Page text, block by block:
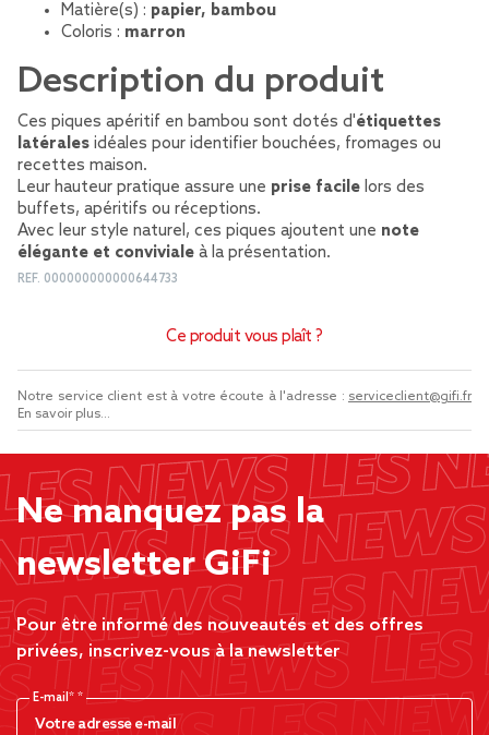
Matière(s) : papier, bambou
Coloris : marron
Description du produit
Ces piques apéritif en bambou sont dotés d'étiquettes
latérales idéales pour identifier bouchées, fromages ou
recettes maison.
Leur hauteur pratique assure une prise facile lors des
buffets, apéritifs ou réceptions.
Avec leur style naturel, ces piques ajoutent une note
élégante et conviviale à la présentation.
REF. 000000000000644733
Ce produit vous plaît ?
Notre service client est à votre écoute à l'adresse : serviceclient@gifi.fr
En savoir plus...
Ne manquez pas la
newsletter GiFi
Pour être informé des nouveautés et des offres
privées, inscrivez-vous à la newsletter
E-mail*